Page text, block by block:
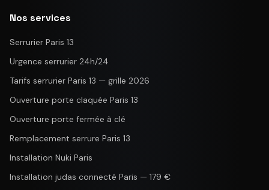
Nos services
Serrurier Paris 13
Urgence serrurier 24h/24
Tarifs serrurier Paris 13 — grille 2026
Ouverture porte claquée Paris 13
Ouverture porte fermée à clé
Remplacement serrure Paris 13
Installation Nuki Paris
Installation judas connecté Paris — 179 €